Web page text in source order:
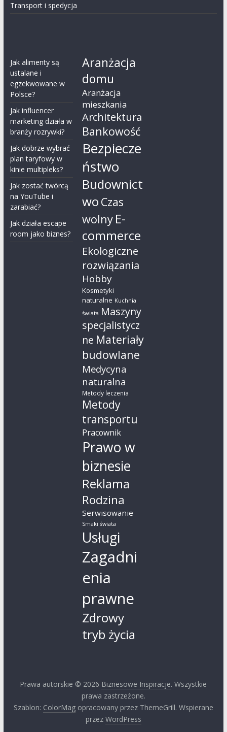
Transport i spedycja
Jak alimenty są
ustalane i
egzekwowane w
Polsce?
Jak influencer
marketing działa w
branży rozrywki?
Jak dobrze wybrać
plan taryfowy w
kinie multipleks?
Jak zostać twórcą
na YouTube i
zarabiać?
Jak działa escape
room jako biznes?
Aranżacja
domu
Aranżacja
mieszkania
Architektura
Bankowość
Bezpiecze
ństwo
Budownict
wo Czas
wolny E-
commerce
Ekologiczne
rozwiązania
Hobby
Kosmetyki
naturalne Kuchnia
świata Maszyny
specjalistycz
ne Materiały
budowlane
Medycyna
naturalna
Metody leczenia
Metody
transportu
Pracownik
Prawo w
biznesie
Reklama
Rodzina
Serwisowanie
Smaki świata
Usługi
Zagadni
enia
prawne
Zdrowy
tryb życia
Prawa autorskie © 2026 Biznesowe Inspiracje. Wszystkie
prawa zastrzeżone.
Szablon: ColorMagopracowany przez ThemeGrill. Wspierane
przez WordPress